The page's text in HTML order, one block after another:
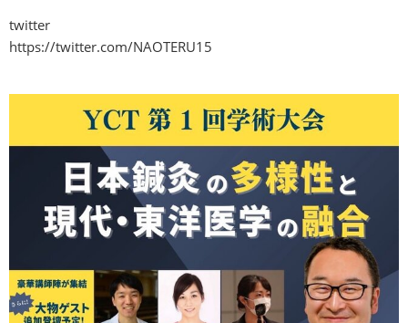
twitter
https://twitter.com/NAOTERU15